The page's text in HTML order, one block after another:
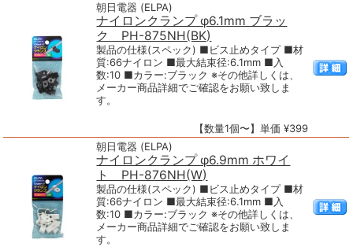
朝日電器 (ELPA)
ナイロンクランプ φ6.1mm ブラッ
ク PH-875NH(BK)
製品の仕様(スペック) ■ビス止めタイプ ■材
質:66ナイロン ■最大結束径:6.1mm ■入
数:10 ■カラー:ブラック ※その他詳しくは、
メーカー商品詳細でご確認をお願い致しま
す。
【数量1個〜】単価 ¥399
朝日電器 (ELPA)
ナイロンクランプ φ6.9mm ホワイ
ト PH-876NH(W)
製品の仕様(スペック) ■ビス止めタイプ ■材
質:66ナイロン ■最大結束径:6.1mm ■入
数:10 ■カラー:ブラック ※その他詳しくは、
メーカー商品詳細でご確認をお願い致しま
す。